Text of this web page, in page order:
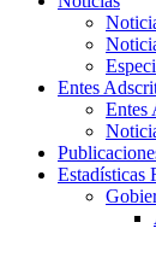
Entes
Entes
Estadísticas